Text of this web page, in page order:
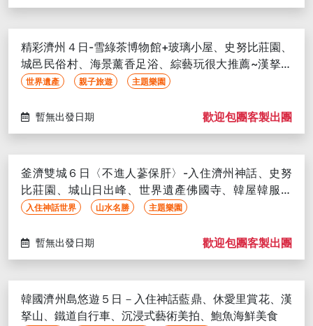
08/30, 08/31, 09/01, 09/03,
09/14, 09/20, 09/21, 09/22,
09/24, 09/28, 09/29, 10/01,
10/02, 10/04, 10/05, 10/06,
10/12, 10/13, 10/15, 10/16, 10/18,
精彩濟州４日-雪綠茶博物館+玻璃小屋、史努比莊園、
城邑民俗村、海景薰香足浴、綜藝玩很大推薦~漢拏樹
木園露天夜市
世界遺產 親子旅遊 主題樂園
暫無出發日期 歡迎包團客製出團
釜濟雙城６日〈不進人蔘保肝〉-入住濟州神話、史努
比莊園、城山日出峰、世界遺產佛國寺、韓屋韓服體
驗、海雲台天空膠囊
入住神話世界 山水名勝 主題樂園
暫無出發日期 歡迎包團客製出團
韓國濟州島悠遊５日－入住神話藍鼎、休愛里賞花、漢
拏山、鐵道自行車、沉浸式藝術美拍、鮑魚海鮮美食